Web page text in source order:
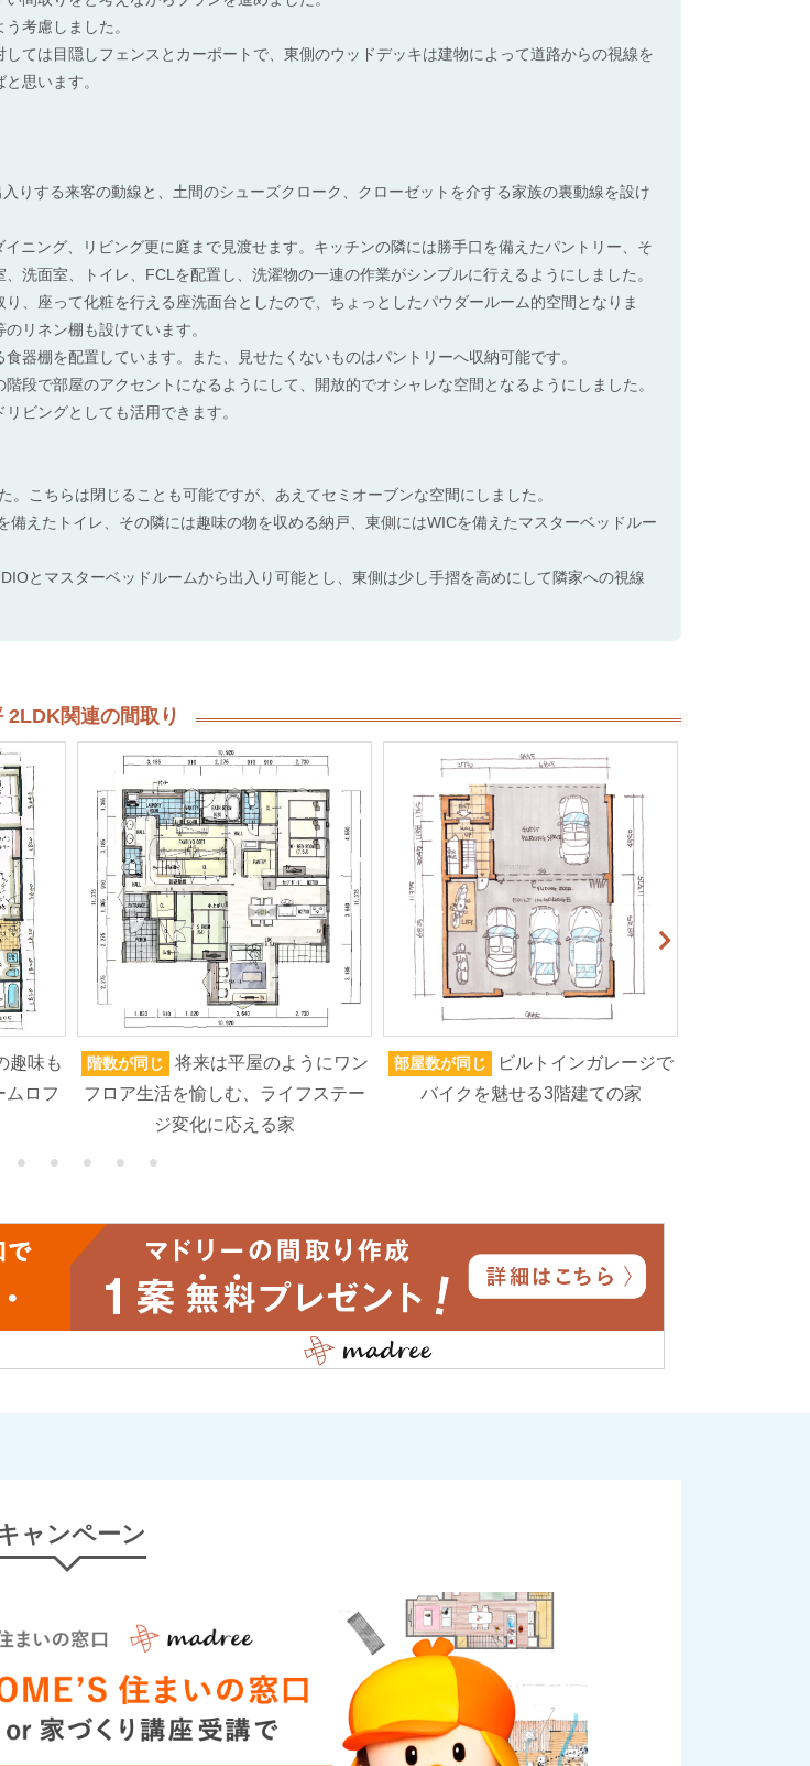
考慮しました。
しては目隠しフェンスとカーポートで、東側のウッドデッキは建物によって道路からの視線を
思います。
りする来客の動線と、土間のシューズクローク、クローゼットを介する家族の裏動線を設け
ニング、リビング更に庭まで見渡せます。キッチンの隣には勝手口を備えたパントリー、そ
洗面室、トイレ、FCLを配置し、洗濯物の一連の作業がシンプルに行えるようにしました。
、座って化粧を行える座洗面台としたので、ちょっとしたパウダールーム的空間となりま
リネン棚も設けています。
器棚を配置しています。また、見せたくないものはパントリーへ収納可能です。
段で部屋のアクセントになるようにして、開放的でオシャレな空間となるようにしました。
ビングとしても活用できます。
。こちらは閉じることも可能ですが、あえてセミオーブンな空間にしました。
備えたトイレ、その隣には趣味の物を収める納戸、東側にはWICを備えたマスターベッドルー
とマスターベッドルームから出入り可能とし、東側は少し手摺を高めにして隣家への視線
2LDK関連の間取り
趣味も
ムロフ
階数が同じ
将来は平屋のようにワン
フロア生活を愉しむ、ライフステー
ジ変化に応える家
部屋数が同じ
ビルトインガレージで
バイクを魅せる3階建ての家
ャンペーン